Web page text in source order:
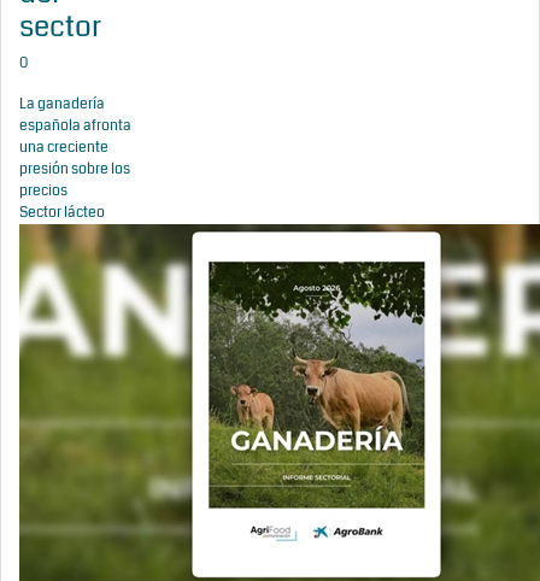
sector
0
La ganadería
española afronta
una creciente
presión sobre los
precios
Sector lácteo